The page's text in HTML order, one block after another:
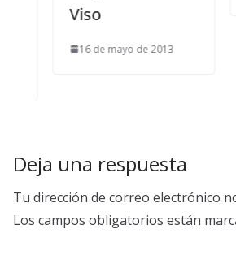
16 de mayo de 2013
Deja una respuesta
Tu dirección de correo electrónico
Los campos obligatorios están